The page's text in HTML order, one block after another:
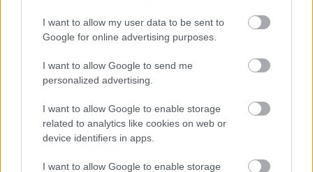
I want to allow my user data to be sent to
Google for online advertising purposes.
I want to allow Google to send me
personalized advertising.
I want to allow Google to enable storage
related to analytics like cookies on web or
device identifiers in apps.
I want to allow Google to enable storage